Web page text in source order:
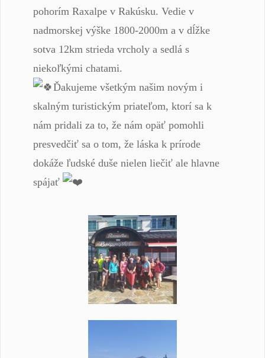
pohorím Raxalpe v Rakúsku. Vedie v
nadmorskej výške 1800-2000m a v dĺžke
sotva 12km strieda vrcholy a sedlá s
niekoľkými chatami.
Ďakujeme všetkým našim novým i
skalným turistickým priateľom, ktorí sa k
nám pridali za to, že nám opäť pomohli
presvedčiť sa o tom, že láska k prírode
dokáže ľudské duše nielen liečiť ale hlavne
spájať